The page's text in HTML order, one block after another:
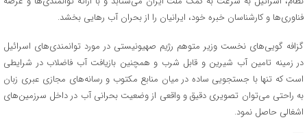
فناوری‌ها و کارشناسان خبره خود، ایرانیان را از بحران آب رهایی بخشد.
گزافه گویی‌های نخست وزیر متوهم رژیم صهیونیستی در مورد توانمندی‌های اسرائیل
در زمینه تامین آب شیرین و قابل شرب و همچنین بازیافت آب فاضلاب در شرایطی
است که تنها با جستجویی ساده در میان منابع مکتوب و رسانه‌های مجازی عبری زبان
به راحتی می‌توان تصویری دقیق و واقعی از وضعیت بحرانی آب در داخل سرزمین‌های
اشغالی حاصل نمود.